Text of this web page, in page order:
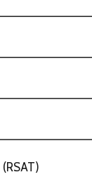
(RSAT)